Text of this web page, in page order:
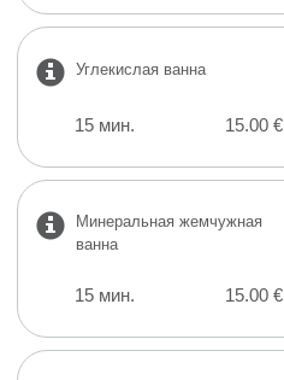
Углекислая ванна
15 мин. 15.00 €
Минеральная жемчужная
ванна
15 мин. 15.00 €